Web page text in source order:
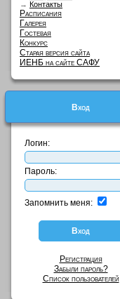
→ Контакты
Расписания
Галерея
Гостевая
Конкурс
Старая версия сайта
ИЕНБ на сайте САФУ
Вход
Логин:
Пароль:
Запомнить меня:
Регистрация
Забыли пароль?
Список пользователей